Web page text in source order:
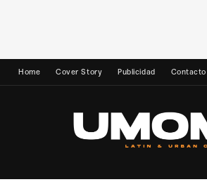
Home Cover Story Publicidad Contacto